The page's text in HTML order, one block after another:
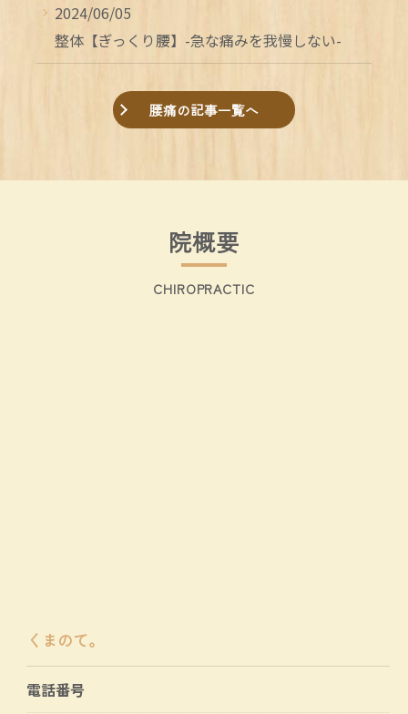
2024/06/05
整体【ぎっくり腰】-急な痛みを我慢しない-
腰痛の記事一覧へ
院概要
CHIROPRACTIC
くまのて。
電話番号